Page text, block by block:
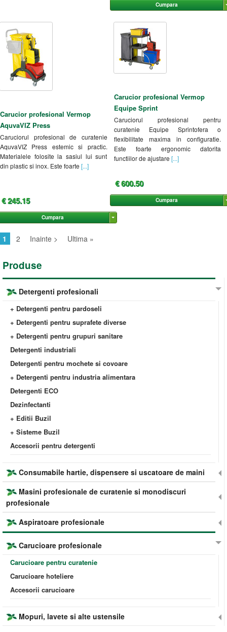
Cumpara
Carucior profesional Vermop
AquvaVIZ Press
Caruciorul profesional de curatenie
AquvaVIZ Press estemic si practic.
Materialele folosite la sasiul lui sunt
din plastic si inox. Este foarte [...]
€ 245.15
Cumpara
Carucior profesional Vermop
Equipe Sprint
Caruciorul profesional pentru
curatenie Equipe Sprintofera o
flexibilitate maxima in configuratie.
Este foarte ergonomic datorita
functiilor de ajustare [...]
€ 600.50
Cumpara
1 2 Inainte > Ultima »
Produse
Detergenti profesionali
+ Detergenti pentru pardoseli
+ Detergenti pentru suprafete diverse
+ Detergenti pentru grupuri sanitare
Detergenti industriali
Detergenti pentru mochete si covoare
+ Detergenti pentru industria alimentara
Detergenti ECO
Dezinfectanti
+ Editii Buzil
+ Sisteme Buzil
Accesorii pentru detergenti
Consumabile hartie, dispensere si uscatoare de maini
Masini profesionale de curatenie si monodiscuri
profesionale
Aspiratoare profesionale
Carucioare profesionale
Carucioare pentru curatenie
Carucioare hoteliere
Accesorii carucioare
Mopuri, lavete si alte ustensile